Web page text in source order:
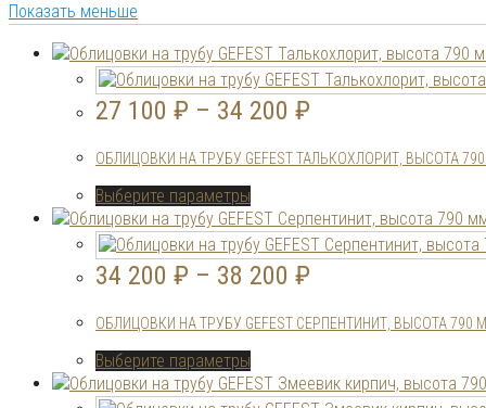
Ваша баня – это место отдыха, релаксации и оздоровления. И
эстетику печи.
Облицовки на трубу GEFEST – это не
Почему облицовки GEFEST – это must-have для вашей бани?
• Безопасность.Облицовка снижает температуру
• Тепло и уют.Каменная облицовка аккумулирует
• Эстетика и стиль.Широкий выбор материалов
Сделайте правильный выбор –
Показать меньше
27 100 ₽ – 34 200 ₽
ОБЛИЦОВКИ НА ТРУБУ GEFEST ТАЛЬКОХЛОРИТ, ВЫСОТА
Выберите параметры
товар
имеет
несколько
вариаций.
можно
выбрать
на
странице
34 200 ₽ – 38 200 ₽
ОБЛИЦОВКИ НА ТРУБУ GEFEST СЕРПЕНТИНИТ, ВЫСОТА 790
Выберите параметры
товар
имеет